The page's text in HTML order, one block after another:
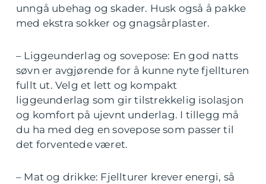
unngå ubehag og skader. Husk også å pakke
med ekstra sokker og gnagsårplaster.
– Liggeunderlag og sovepose: En god natts
søvn er avgjørende for å kunne nyte fjellturen
fullt ut. Velg et lett og kompakt
liggeunderlag som gir tilstrekkelig isolasjon
og komfort på ujevnt underlag. I tillegg må
du ha med deg en sovepose som passer til
det forventede været.
– Mat og drikke: Fjellturer krever energi, så